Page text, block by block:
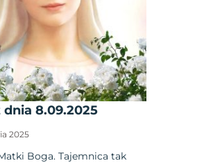
dnia 8.09.2025
2025
Boga. Tajemnica tak